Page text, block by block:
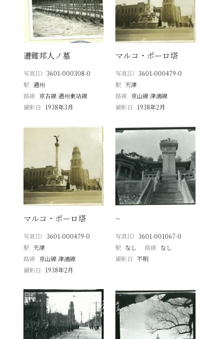
遭難邦人ノ墓
写真ID 3601-000308-0
駅 通州
路線 京古線 通州東站線
撮影日
1938年3月
マルコ・ポーロ塔
写真ID 3601-000479-0
駅 天津
路線 京山線 津浦線
撮影日
1938年2月
マルコ・ポーロ塔
写真ID 3601-000479-0
駅 天津
路線 京山線 津浦線
撮影日
1938年2月
−
写真ID 3601-001067-0
駅 なし 路線 なし
撮影日 不明